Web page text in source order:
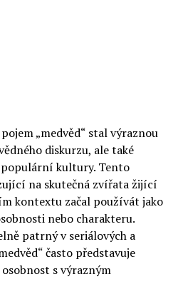
„medvěd“ stal výraznou
diskurzu, ale také
kultury. Tento
na skutečná zvířata žijící
kontextu začal používát jako
nebo charakteru.
patrný v seriálových a
často představuje
s výrazným